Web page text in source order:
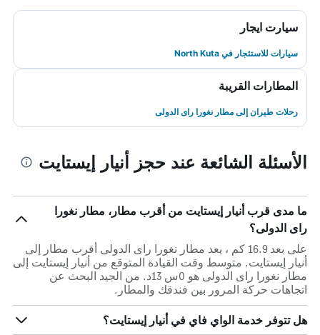
سيارت ايجار
سيارات للاستئجار في North Kuta
المطارات القريبة
رحلات طيران إلى مطار نغورا راى الدولى
الأسئلة الشائعة عند حجز أنيار إيستايت
ما مدى قرب أنيار إيستايت من أقرب مطار، مطار نغورا
راى الدولى؟
على بعد 16.9 كم ، يعد مطار نغورا راى الدولى أقرب مطار إلى
أنيار إيستايت. متوسط وقت القيادة المتوقع من أنيار إيستايت إلى
مطار نغورا راى الدولى هو 0س 13د. من الجيد البحث عن
اتجاهات حركة المرور بين فندقك والمطار.
هل تتوفر خدمة الواي فاي في أنيار إيستايت؟